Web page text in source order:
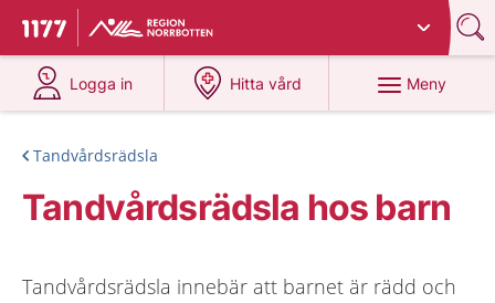
Till startsidan för 1177
Du har valt region
Logga in
på 1177.se
Hitta vård
på 1177.se
Meny
Tandvårdsrädsla
Tandvårdsrädsla hos barn
Tandvårdsrädsla innebär att barnet är rädd och